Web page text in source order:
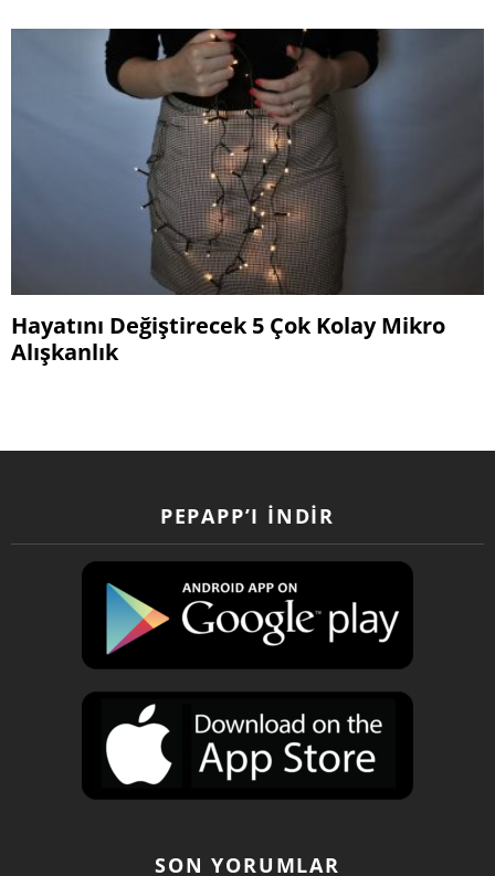
Hayatını Değiştirecek 5 Çok Kolay Mikro
Alışkanlık
PEPAPP’I İNDIR
SON YORUMLAR